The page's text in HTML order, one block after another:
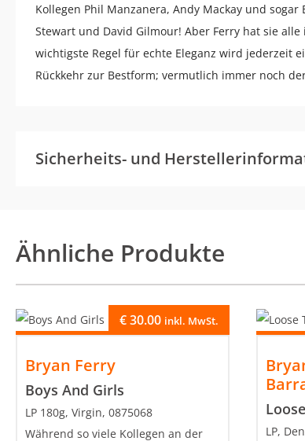
Kollegen Phil Manzanera, Andy Mackay und
Stewart und David Gilmour! Aber Ferry hat sie
wichtigste Regel für echte Eleganz wird jederzeit
Rückkehr zur Bestform; vermutlich immer noch
Sicherheits- und
Ähnliche Produkte
Bryan Ferry
Boys And Girls
€30.00 inkl. MwSt.
LP 180g, Virgin, 0875068
Während so viele Kollegen an der
LP,